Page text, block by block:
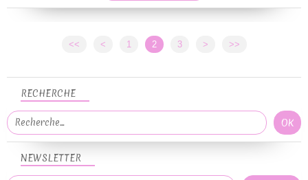
<< < 1 2 3 > >>
NEWSLETTER
RECHERCHE